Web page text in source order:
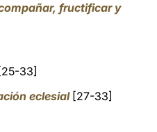
fructificar y
[25-33]
eclesial[27-33]